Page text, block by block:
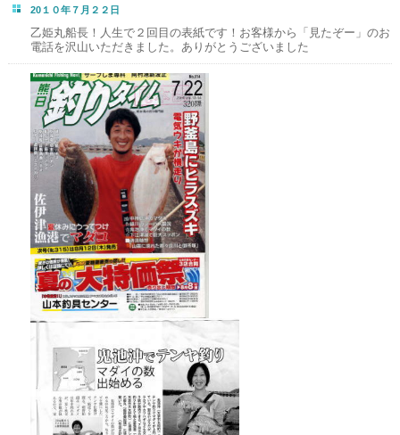
20１０年７月２２日
乙姫丸船長！人生で２回目の表紙です！お客様から「見たぞー」のお
電話を沢山いただきました。ありがとうございました